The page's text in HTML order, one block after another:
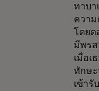
ทาบา
ความ
โดยต
มีพรส
เมื่อเ
ทักษะ
เข้ารั